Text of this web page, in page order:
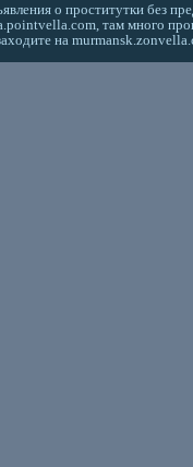
о проститутки без
, там много
на